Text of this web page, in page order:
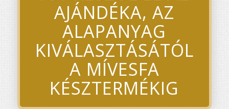
AJÁNDÉKA, AZ
ALAPANYAG
KIVÁLASZTÁSÁTÓL
A MÍVESFA
KÉSZTERMÉKIG